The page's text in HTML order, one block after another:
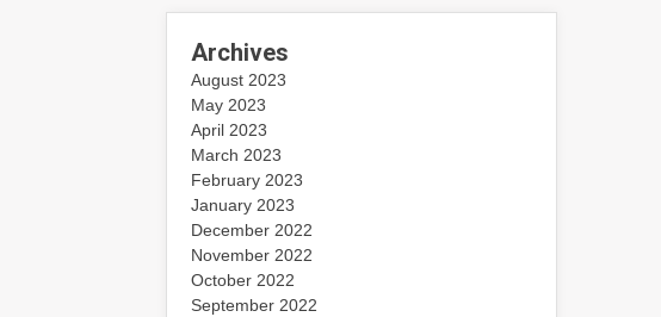
Archives
August 2023
May 2023
April 2023
March 2023
February 2023
January 2023
December 2022
November 2022
October 2022
September 2022